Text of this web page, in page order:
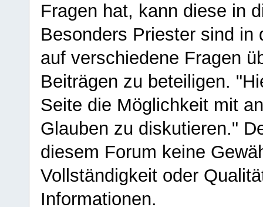
Fragen hat, kann diese in
Besonders Priester sind in
auf verschiedene Fragen
Beiträgen zu beteiligen.
Seite die Möglichkeit mit
Glauben zu diskutieren."
diesem Forum keine
Vollständigkeit oder
Informationen.